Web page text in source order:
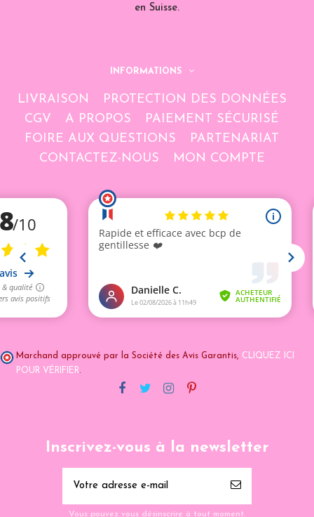
en Suisse.
INFORMATIONS
LIVRAISON
PROTECTION DES DONNÉES
CGV
A PROPOS
PAIEMENT SÉCURISÉ
FOIRE AUX QUESTIONS
PARTENARIAT
CONTACTEZ-NOUS
MON COMPTE
Marchand approuvé par la Société des Avis Garantis, CLIQUEZ ICI
POUR VÉRIFIER.
Inscrivez-vous à la newsletter
Vous pouvez vous désinscrire à tout moment.